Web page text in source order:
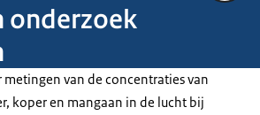
onderzoek
metingen van de concentraties van
koper en mangaan in de lucht bij